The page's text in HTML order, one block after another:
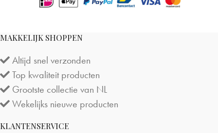
MAKKELIJK SHOPPEN
Altijd snel verzonden
Top kwaliteit producten
Grootste collectie van NL
Wekelijks nieuwe producten
KLANTENSERVICE